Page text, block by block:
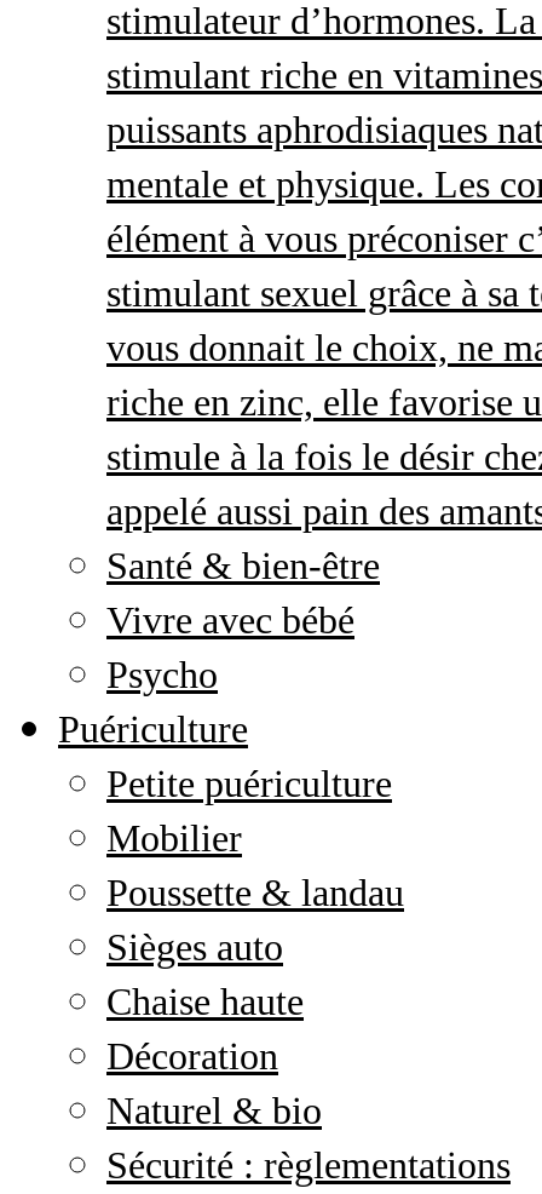
stimulateur d’hormones.
stimulant riche en
puissants aphrodisiaques
mentale et physique. Les
élément à vous préconiser
stimulant sexuel grâce à sa
vous donnait le choix, ne
riche en zinc, elle favorise
stimule à la fois le désir
appelé aussi pain des
Santé & bien-être
Vivre avec bébé
Psycho
Puériculture
Petite puériculture
Mobilier
Poussette & landau
Sièges auto
Chaise haute
Décoration
Naturel & bio
Sécurité : règlementations